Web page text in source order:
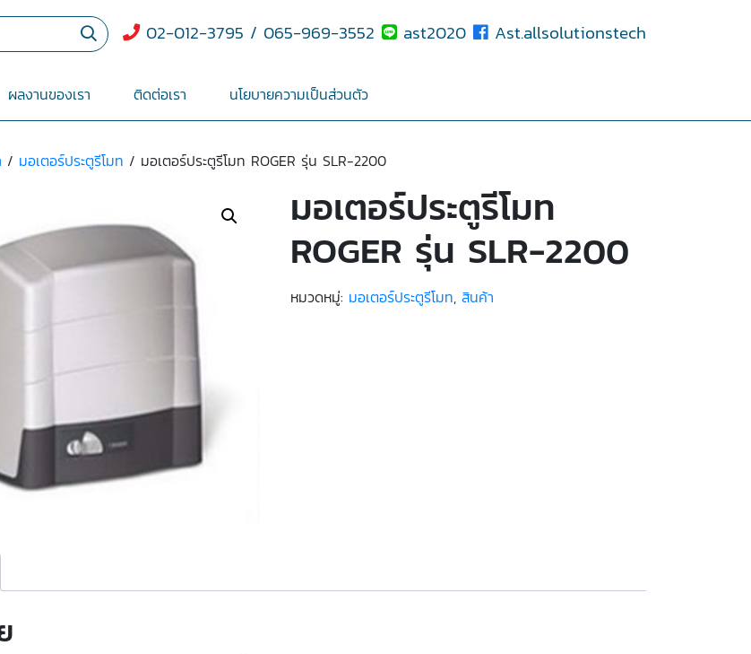
02-012-3795 / 065-969-3552 ast2020 Ast.allsolutionstech
ผลงานของเรา ติดต่อเรา นโยบายความเป็นส่วนตัว
/ มอเตอร์ประตูรีโมท / มอเตอร์ประตูรีโมท ROGER รุ่น SLR-2200
มอเตอร์ประตูรีโมท
ROGER รุ่น SLR-2200
หมวดหมู่: มอเตอร์ประตูรีโมท, สินค้า